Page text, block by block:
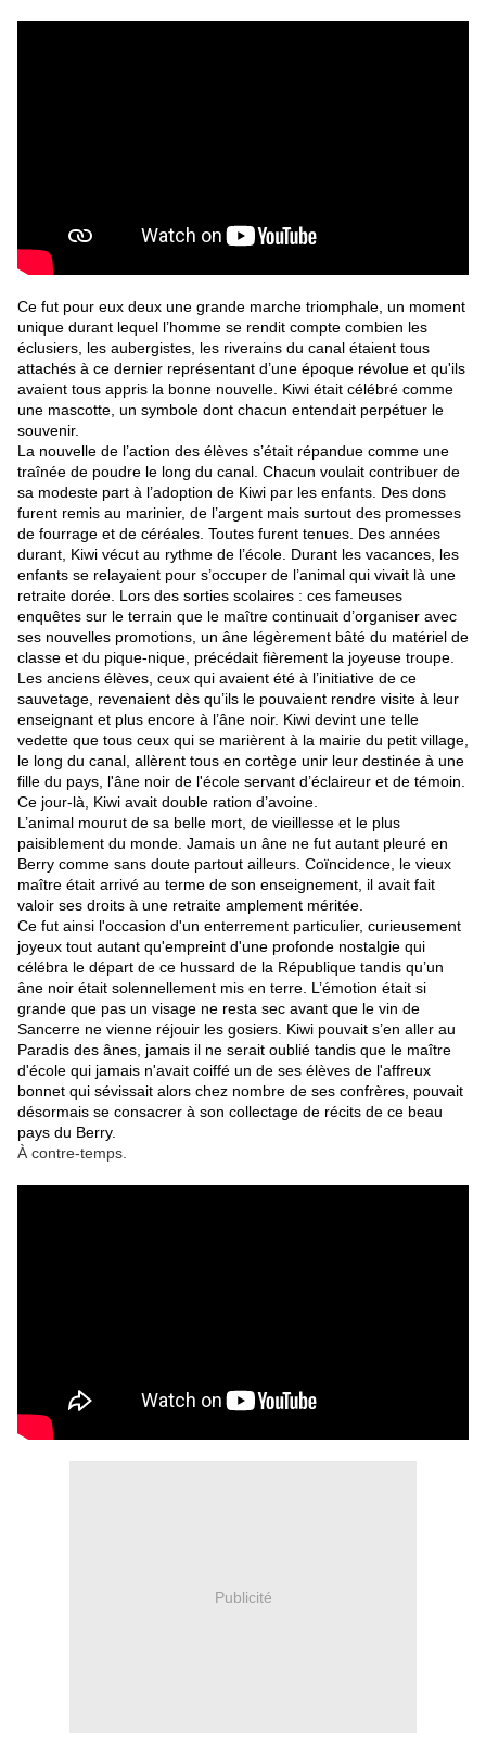
Ce fut pour eux deux une grande marche triomphale, un moment
unique durant lequel l’homme se rendit compte combien les
éclusiers, les aubergistes, les riverains du canal étaient tous
attachés à ce dernier représentant d’une époque révolue et qu'ils
avaient tous appris la bonne nouvelle. Kiwi était célébré comme
une mascotte, un symbole dont chacun entendait perpétuer le
souvenir.
La nouvelle de l’action des élèves s’était répandue comme une
traînée de poudre le long du canal. Chacun voulait contribuer de
sa modeste part à l’adoption de Kiwi par les enfants. Des dons
furent remis au marinier, de l’argent mais surtout des promesses
de fourrage et de céréales. Toutes furent tenues. Des années
durant, Kiwi vécut au rythme de l’école. Durant les vacances, les
enfants se relayaient pour s’occuper de l’animal qui vivait là une
retraite dorée. Lors des sorties scolaires : ces fameuses
enquêtes sur le terrain que le maître continuait d’organiser avec
ses nouvelles promotions, un âne légèrement bâté du matériel de
classe et du pique-nique, précédait fièrement la joyeuse troupe.
Les anciens élèves, ceux qui avaient été à l’initiative de ce
sauvetage, revenaient dès qu’ils le pouvaient rendre visite à leur
enseignant et plus encore à l’âne noir. Kiwi devint une telle
vedette que tous ceux qui se marièrent à la mairie du petit village,
le long du canal, allèrent tous en cortège unir leur destinée à une
fille du pays, l'âne noir de l'école servant d’éclaireur et de témoin
Ce jour-là, Kiwi avait double ration d’avoine.
L’animal mourut de sa belle mort, de vieillesse et le plus
paisiblement du monde. Jamais un âne ne fut autant pleuré en
Berry comme sans doute partout ailleurs. Coïncidence, le vieux
maître était arrivé au terme de son enseignement, il avait fait
valoir ses droits à une retraite amplement méritée.
Ce fut ainsi l'occasion d'un enterrement particulier, curieusement
joyeux tout autant qu'empreint d'une profonde nostalgie qui
célébra le départ de ce hussard de la République tandis qu’un
âne noir était solennellement mis en terre. L’émotion était si
grande que pas un visage ne resta sec avant que le vin de
Sancerre ne vienne réjouir les gosiers. Kiwi pouvait s’en aller au
Paradis des ânes, jamais il ne serait oublié tandis que le maître
d'école qui jamais n'avait coiffé un de ses élèves de l'affreux
bonnet qui sévissait alors chez nombre de ses confrères, pouvait
désormais se consacrer à son collectage de récits de ce beau
pays du Berry.
À contre-temps.
Publicité